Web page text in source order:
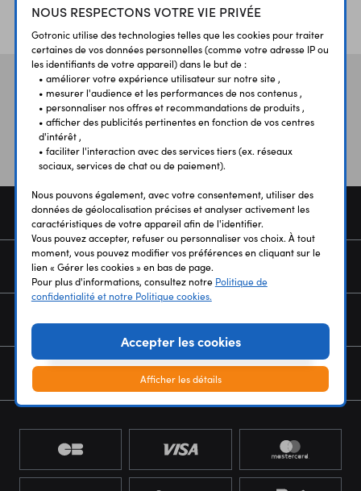
ÉTABLISSEMENTS
SCOLAIRES
PLUS 30 ANS
D’EXPERIENCE
Vos aviset témoignages
COMMANDE
SERVICES
NOUS CONNAÎTRE
NEWSLETTER
NOUS RESPECTONS VOTRE VIE PRIVÉE
Gotronic utilise des technologies telles que les cookies pour traiter
certaines de vos données personnelles (comme votre adresse IP ou
les identifiants de votre appareil) dans le but de :
• améliorer votre expérience utilisateur sur notre site ,
• mesurer l'audience et les performances de nos contenus ,
• personnaliser nos offres et recommandations de produits ,
• afficher des publicités pertinentes en fonction de vos centres
d'intérêt ,
• faciliter l'interaction avec des services tiers (ex. réseaux
sociaux, services de chat ou de paiement).
Nous pouvons également, avec votre consentement, utiliser des
données de géolocalisation précises et analyser activement les
caractéristiques de votre appareil afin de l'identifier.
Vous pouvez accepter, refuser ou personnaliser vos choix. À tout
moment, vous pouvez modifier vos préférences en cliquant sur le
lien « Gérer les cookies » en bas de page.
Pour plus d'informations, consultez notre Politique de
confidentialité et notre Politique cookies.
Accepter les cookies
Afficher les détails